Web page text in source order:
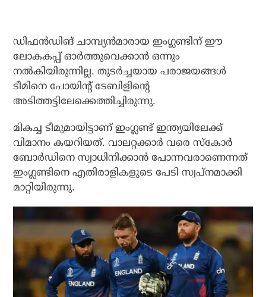
ഡിഫന്‍ഡിങ് ചാമ്പ്യന്‍മാരായ ഇംഗ്ലണ്ടിന് ഈ
ലോകകപ്പ് ഓര്‍ത്തുവെക്കാന്‍ ഒന്നും
നല്‍കിയിരുന്നില്ല. തുടര്‍ച്ചയായ പരാജയങ്ങള്‍
ടീമിനെ പോയിന്റ് ടേബിളിന്റെ
അടിത്തട്ടിലേക്കെത്തിച്ചിരുന്നു.
മികച്ച ടീമുമായിട്ടാണ് ഇംഗ്ലണ്ട് ഇന്ത്യയിലേക്ക്
വിമാനം കയറിയത്. വാലറ്റക്കാര്‍ വരെ സ്‌കോര്‍
ബോര്‍ഡിനെ സ്വാധിനിക്കാന്‍ പോന്നവരാണെന്നത്
ഇംഗ്ലണ്ടിനെ എതിരാളികളുടെ പേടി സ്വപ്‌നമാക്കി
മാറ്റിയിരുന്നു.